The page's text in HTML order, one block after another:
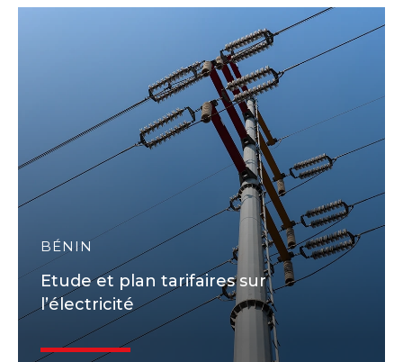
BÉNIN
Etude et plan tarifaires sur
l’électricité